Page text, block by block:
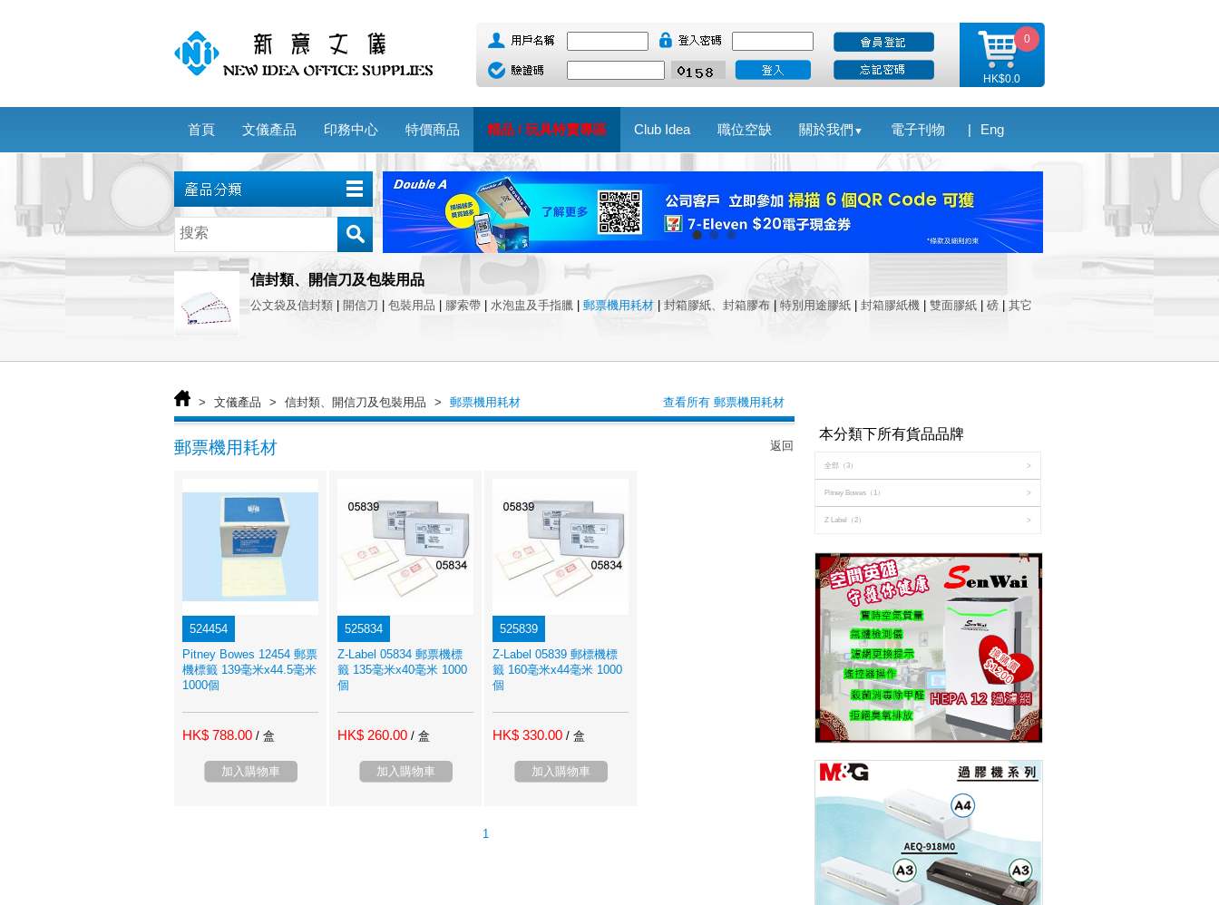
HK$0.0
0
首頁 文儀產品 印務中心 特價商品 精品 / 玩具特賣專區 Club Idea 職位空缺 關於我們 ▼ 電子刊物 Eng
信封類、開信刀及包裝用品
公文袋及信封類 開信刀 包裝用品 膠索帶 水泡盅及手指臘 郵票機用耗材 封箱膠紙、封箱膠布 特別用途膠紙 封箱膠紙機 雙面膠紙 磅 其它
> 文儀產品 > 信封類、開信刀及包裝用品 > 郵票機用耗材 查看所有 郵票機用耗材
返回
郵票機用耗材
524454
Pitney Bowes 12454 郵票
機標籤 139毫米x44.5毫米
1000個
HK$ 788.00 / 盒
加入購物車
525834
Z-Label 05834 郵票機標
籤 135毫米x40毫米 1000
個
HK$ 260.00 / 盒
加入購物車
525839
Z-Label 05839 郵標機標
籤 160毫米x44毫米 1000
個
HK$ 330.00 / 盒
加入購物車
1
本分類下所有貨品品牌
全部 （3） >
Pitney Bowes （1） >
Z Label （2） >